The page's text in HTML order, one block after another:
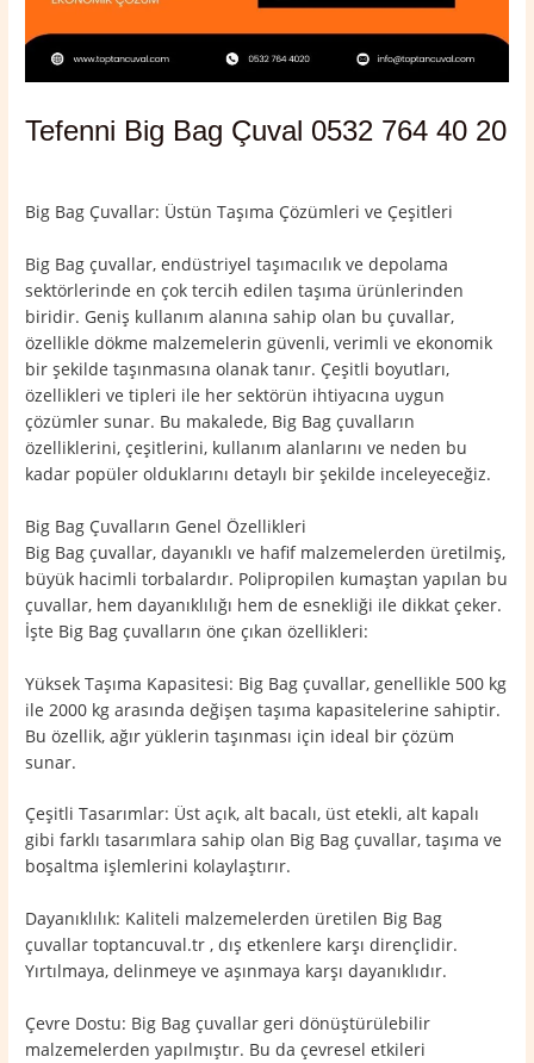
Tefenni Big Bag Çuval 0532 764 40 20
Big Bag Çuvallar: Üstün Taşıma Çözümleri ve Çeşitleri
Big Bag çuvallar, endüstriyel taşımacılık ve depolama
sektörlerinde en çok tercih edilen taşıma ürünlerinden
biridir. Geniş kullanım alanına sahip olan bu çuvallar,
özellikle dökme malzemelerin güvenli, verimli ve ekonomik
bir şekilde taşınmasına olanak tanır. Çeşitli boyutları,
özellikleri ve tipleri ile her sektörün ihtiyacına uygun
çözümler sunar. Bu makalede, Big Bag çuvalların
özelliklerini, çeşitlerini, kullanım alanlarını ve neden bu
kadar popüler olduklarını detaylı bir şekilde inceleyeceğiz.
Big Bag Çuvalların Genel Özellikleri
Big Bag çuvallar, dayanıklı ve hafif malzemelerden üretilmiş,
büyük hacimli torbalardır. Polipropilen kumaştan yapılan bu
çuvallar, hem dayanıklılığı hem de esnekliği ile dikkat çeker.
İşte Big Bag çuvalların öne çıkan özellikleri:
Yüksek Taşıma Kapasitesi: Big Bag çuvallar, genellikle 500 kg
ile 2000 kg arasında değişen taşıma kapasitelerine sahiptir.
Bu özellik, ağır yüklerin taşınması için ideal bir çözüm
sunar.
Çeşitli Tasarımlar: Üst açık, alt bacalı, üst etekli, alt kapalı
gibi farklı tasarımlara sahip olan Big Bag çuvallar, taşıma ve
boşaltma işlemlerini kolaylaştırır.
Dayanıklılık: Kaliteli malzemelerden üretilen Big Bag
çuvallar toptancuval.tr , dış etkenlere karşı dirençlidir.
Yırtılmaya, delinmeye ve aşınmaya karşı dayanıklıdır.
Çevre Dostu: Big Bag çuvallar geri dönüştürülebilir
malzemelerden yapılmıştır. Bu da çevresel etkileri